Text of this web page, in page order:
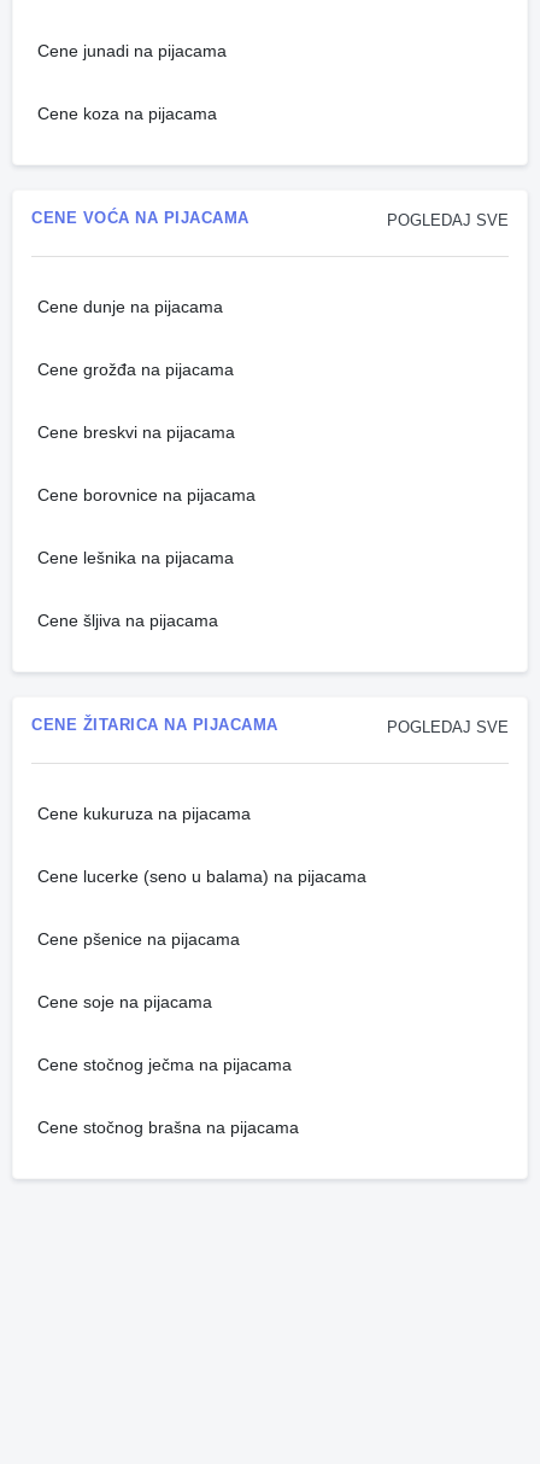
Cene junadi na pijacama
Cene koza na pijacama
POGLEDAJ SVE
CENE VOĆA NA PIJACAMA
Cene dunje na pijacama
Cene grožđa na pijacama
Cene breskvi na pijacama
Cene borovnice na pijacama
Cene lešnika na pijacama
Cene šljiva na pijacama
POGLEDAJ SVE
CENE ŽITARICA NA PIJACAMA
Cene kukuruza na pijacama
Cene lucerke (seno u balama) na pijacama
Cene pšenice na pijacama
Cene soje na pijacama
Cene stočnog ječma na pijacama
Cene stočnog brašna na pijacama